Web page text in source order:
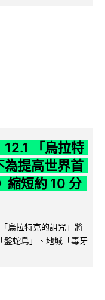
12.1 「烏拉特
為提高世界首
縮短約 10 分
烏拉特克的詛咒」將
盤蛇島」、地城「毒牙